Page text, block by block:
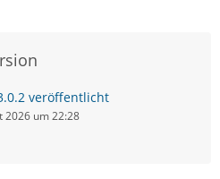
veröffentlicht
2026 um 22:28